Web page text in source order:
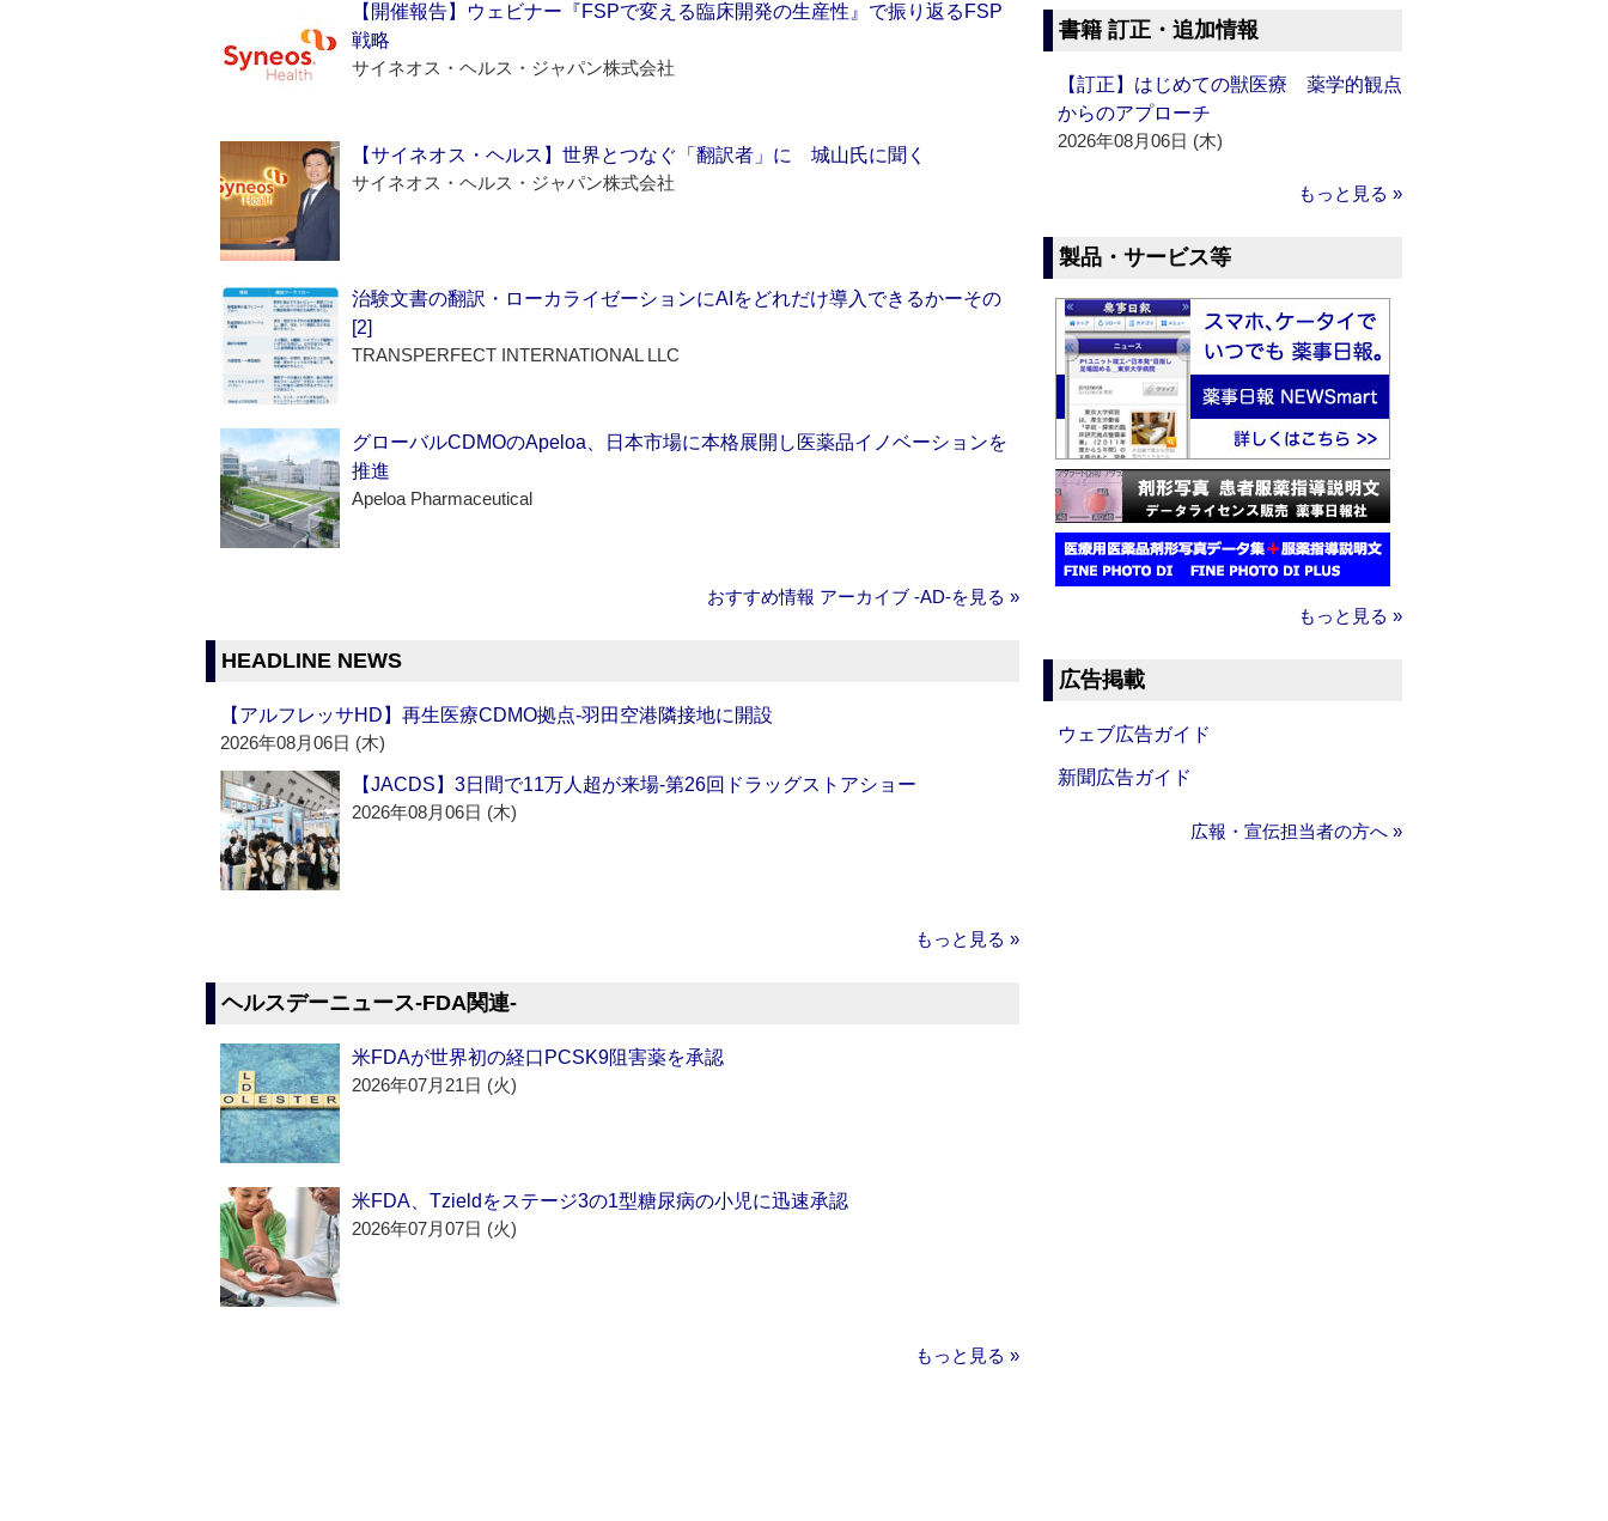
【開催報告】ウェビナー『FSPで変える臨床開発の生産性』で振り返るFSP
戦略
サイネオス・ヘルス・ジャパン株式会社
【サイネオス・ヘルス】世界とつなぐ「翻訳者」に 城山氏に聞く
サイネオス・ヘルス・ジャパン株式会社
治験文書の翻訳・ローカライゼーションにAIをどれだけ導入できるかーその
[2]
TRANSPERFECT INTERNATIONAL LLC
グローバルCDMOのApeloa、日本市場に本格展開し医薬品イノベーションを
推進
Apeloa Pharmaceutical
おすすめ情報 アーカイブ ‐AD‐を見る »
HEADLINE NEWS
【アルフレッサHD】再生医療CDMO拠点‐羽田空港隣接地に開設
2026年08月06日 (木)
【JACDS】3日間で11万人超が来場‐第26回ドラッグストアショー
2026年08月06日 (木)
もっと見る »
ヘルスデーニュース‐FDA関連‐
米FDAが世界初の経口PCSK9阻害薬を承認
2026年07月21日 (火)
米FDA、Tzieldをステージ3の1型糖尿病の小児に迅速承認
2026年07月07日 (火)
もっと見る »
書籍 訂正・追加情報
【訂正】はじめての獣医療 薬学的観点
からのアプローチ
2026年08月06日 (木)
もっと見る »
製品・サービス等
もっと見る »
広告掲載
ウェブ広告ガイド
新聞広告ガイド
広報・宣伝担当者の方へ »